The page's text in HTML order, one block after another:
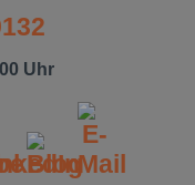
zur Kenntnis
Uhr